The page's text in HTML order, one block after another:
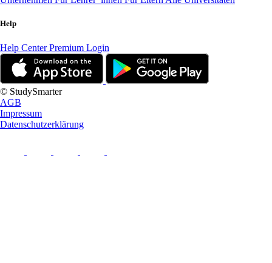
Help
Help CenterPremium Login
© StudySmarter
AGB
Impressum
Datenschutzerklärung